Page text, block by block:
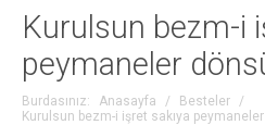
Kurulsun bezm-i
peymaneler
Burdasınız: Anasayfa / Besteler
/
Kurulsun bezm-i işret sakıya